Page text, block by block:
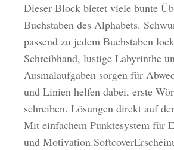
Dieser Block bietet viele bunte
Buchstaben des Alphabets.
passend zu jedem Buchstaben
Schreibhand, lustige Labyrinthe
Ausmalaufgaben sorgen für
und Linien helfen dabei, erste
schreiben. Lösungen direkt auf
Mit einfachem Punktesystem für
und